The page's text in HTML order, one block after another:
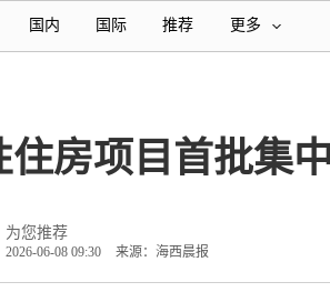
国内 国际 推荐 更多
房项目首批集
为您推荐
2026-06-08 09:30 来源：海西晨报